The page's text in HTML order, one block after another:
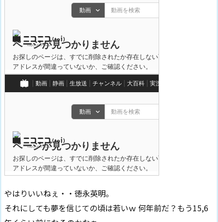
やはりいいねぇ・・徳永英明。
それにしても夢を信じての頃は若いｗ 何年前だ？もう15,6